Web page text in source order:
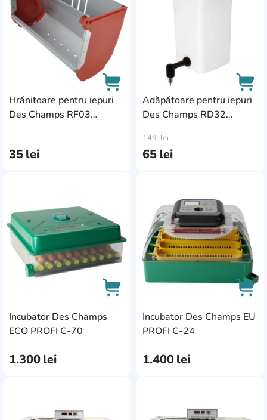
Hrănitoare pentru iepuri
Des Champs RF03
35lei
Adăpătoare pentru iepuri
Des Champs RD32
65lei
149lei
Incubator Des Champs
ECO PROFI C-70
1.300lei
AddCardToCart
Incubator Des Champs EU
PROFI C-24
1.400lei